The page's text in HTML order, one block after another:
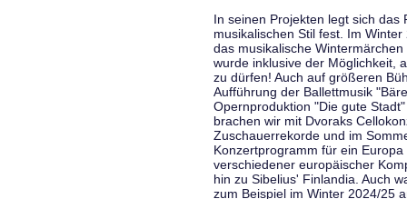
In seinen Projekten legt sich das
musikalischen Stil fest. Im
das musikalische
wurde inklusive der Möglichkeit,
zu dürfen! Auch auf größeren
Aufführung der Ballettmusik
Opernproduktion "Die gute
brachen wir mit Dvoraks
Zuschauerrekorde und im
Konzertprogramm für ein
verschiedener europäischer
hin zu Sibelius' Finlandia. Auch
zum Beispiel im Winter 2024/25